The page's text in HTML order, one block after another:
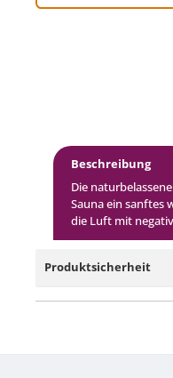
Beschreibung
Die
Sauna ein sanftes
die Luft mit
Produktsicherheit